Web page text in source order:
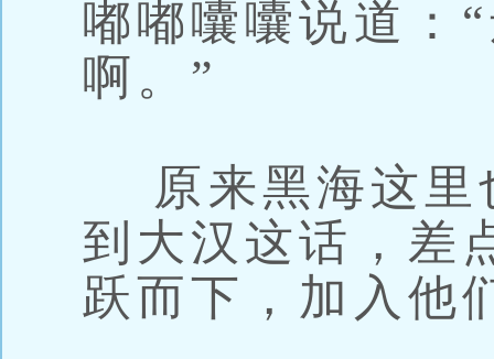
嘟嘟囔囔说道：
啊。”
原来黑海这里
到大汉这话，差
跃而下，加入他